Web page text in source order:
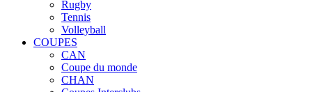
Rugby
Tennis
Volleyball
COUPES
CAN
Coupe du monde
CHAN